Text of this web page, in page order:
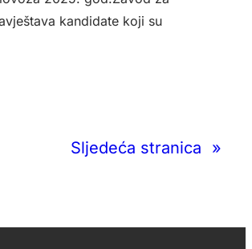
kandidate koji su
Sljedeća stranica »